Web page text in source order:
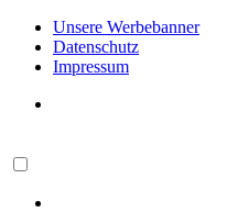
Unsere Werbebanner
Datenschutz
Impressum